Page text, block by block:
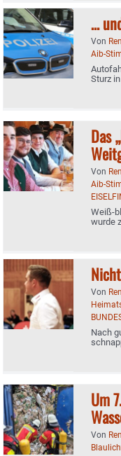
…
Von
Aib-
Sturz
Das
Von
Aib-
Weiß-
wurde
Von
Nach
Um
Von